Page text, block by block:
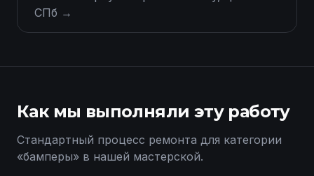
СПб →
Как мы выполняли эту работу
Стандартный процесс ремонта для категории
«бамперы» в нашей мастерской.